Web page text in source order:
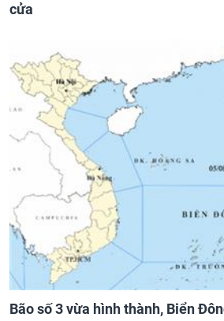
cửa
Bão số 3 vừa hình thành, Biển